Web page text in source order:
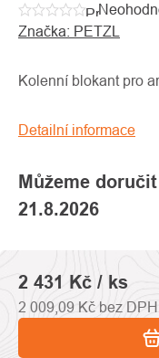
Průměrné
hodnocení
je
z
Značka: PETZL
Můžeme
21.8.2026
Kolenní blokant pro
Detailní informace
2 431 Kč / ks
2 009,09 Kč bez DPH